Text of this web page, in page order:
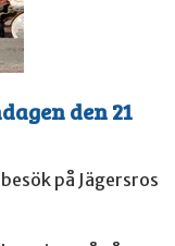
den 21
på Jägersros